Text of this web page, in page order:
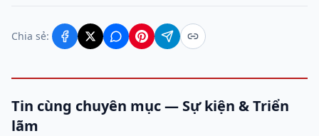
Chia sẻ:
Tin cùng chuyên mục — Sự kiện & Triển
lãm